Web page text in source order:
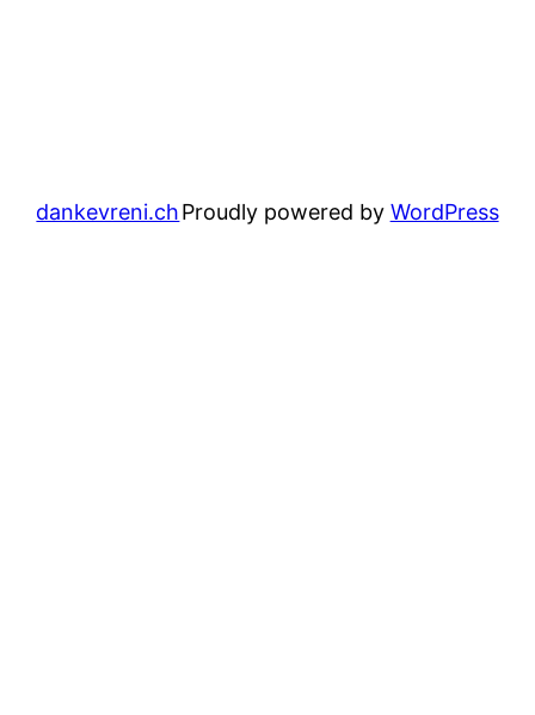
dankevreni.chProudly powered by WordPress